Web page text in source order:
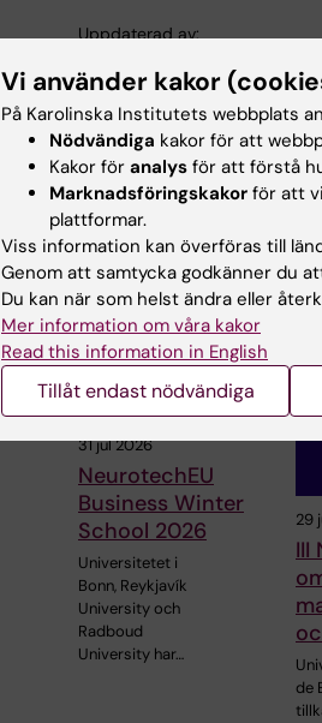
Uppdaterad av:
Dela
Relaterade artiklar
31 jul 2026
NeurotechEU
Business Winter
School 2026
Universitetet i
Bonn, Reykjavík
University och
Radboud
University har…
29
III
de
Vi använder kakor
På Karolinska Institutets webbplats
Nödvändiga kakor för att
Kakor för analys för att förstå
Marknadsföringskakor för att
plattformar.
Viss information kan överföras till
Genom att samtycka godkänner du
Du kan när som helst ändra eller
Mer information om våra kakor
Read this information in English
Tillåt endast nödvändiga